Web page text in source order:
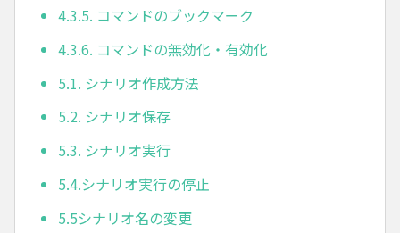
4.3.5. コマンドのブックマーク
4.3.6. コマンドの無効化・有効化
5.1. シナリオ作成方法
5.2. シナリオ保存
5.3. シナリオ実行
5.4.シナリオ実行の停止
5.5シナリオ名の変更